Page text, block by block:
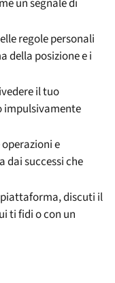
un segnale di
regole personali
della posizione e i
il tuo
impulsivamente
e
dai successi che
piattaforma, discuti il
ti fidi o con un